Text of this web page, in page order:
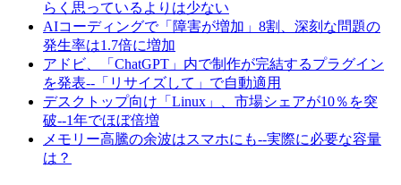
らく思っているよりは少ない
AIコーディングで「障害が増加」8割、深刻な問題の
発生率は1.7倍に増加
アドビ、「ChatGPT」内で制作が完結するプラグイン
を発表--「リサイズして」で自動適用
デスクトップ向け「Linux」、市場シェアが10％を突
破--1年でほぼ倍増
メモリー高騰の余波はスマホにも--実際に必要な容量
は？